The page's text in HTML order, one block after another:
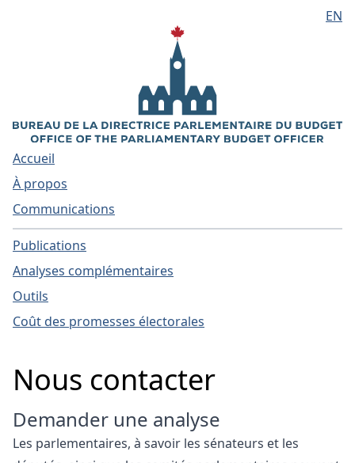
Aller au contenu principal
EN
Accueil
À propos
Communications
Publications
Analyses complémentaires
Outils
Coût des promesses électorales
Nous contacter
Demander une analyse
Les parlementaires, à savoir les sénateurs et les